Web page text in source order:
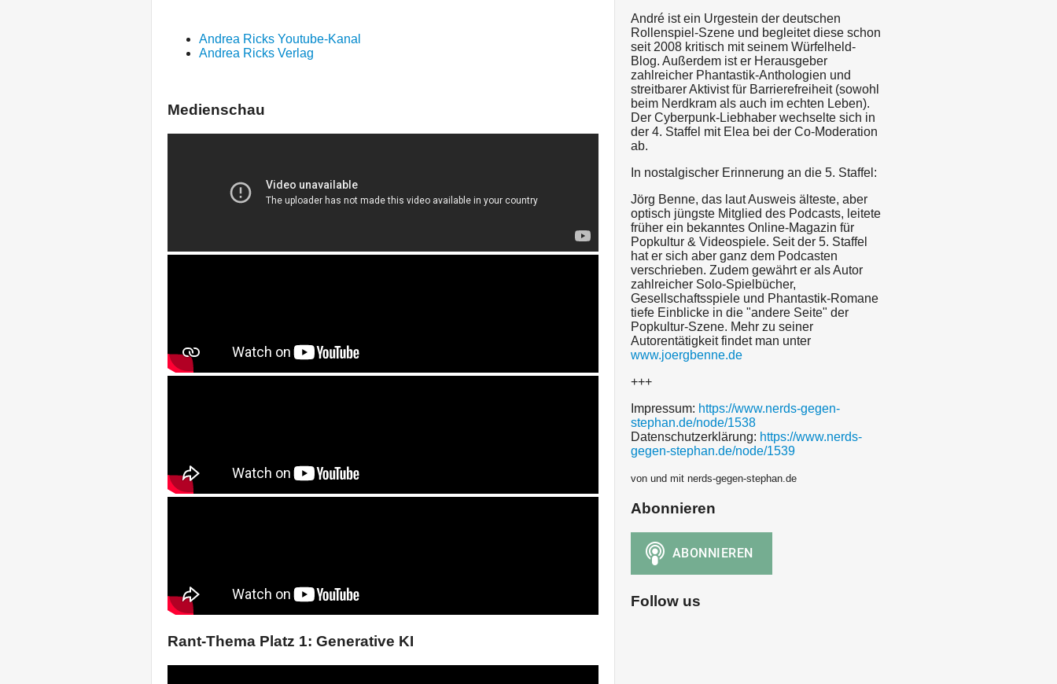
Andrea Ricks Youtube-Kanal
Andrea Ricks Verlag
Medienschau
Rant-Thema Platz 1: Generative KI
André ist ein Urgestein der deutschen
Rollenspiel-Szene und begleitet diese schon
seit 2008 kritisch mit seinem Würfelheld-
Blog. Außerdem ist er Herausgeber
zahlreicher Phantastik-Anthologien und
streitbarer Aktivist für Barrierefreiheit (sowohl
beim Nerdkram als auch im echten Leben).
Der Cyberpunk-Liebhaber wechselte sich in
der 4. Staffel mit Elea bei der Co-Moderation
ab.
In nostalgischer Erinnerung an die 5. Staffel:
Jörg Benne, das laut Ausweis älteste, aber
optisch jüngste Mitglied des Podcasts, leitete
früher ein bekanntes Online-Magazin für
Popkultur & Videospiele. Seit der 5. Staffel
hat er sich aber ganz dem Podcasten
verschrieben. Zudem gewährt er als Autor
zahlreicher Solo-Spielbücher,
Gesellschaftsspiele und Phantastik-Romane
tiefe Einblicke in die "andere Seite" der
Popkultur-Szene. Mehr zu seiner
Autorentätigkeit findet man unter
www.joergbenne.de
+++
Impressum: https://www.nerds-gegen-
stephan.de/node/1538
Datenschutzerklärung: https://www.nerds-
gegen-stephan.de/node/1539
von und mit nerds-gegen-stephan.de
Abonnieren
Follow us